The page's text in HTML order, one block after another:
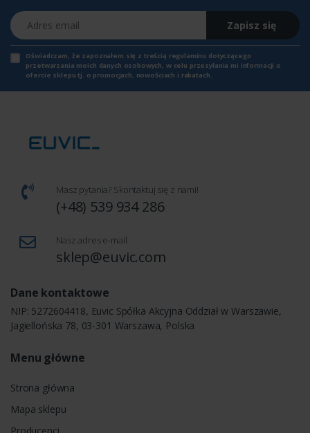
Adres email
Zapisz się
Oświadczam, że zapoznałem się z treścią regulaminu dotyczącego
przetwarzania moich danych osobowych, w celu przesyłania mi informacji o
ofercie sklepu tj. o promocjach, nowościach i rabatach.
Masz pytania? Skontaktuj się z nami!
(+48) 539 934 286
Nasz adres e-mail
sklep@euvic.com
Dane kontaktowe
NIP: 5272604418, Euvic Spółka Akcyjna Oddział w Warszawie,
Jagiellońska 78, 03-301 Warszawa, Polska
Menu główne
Strona główna
Mapa sklepu